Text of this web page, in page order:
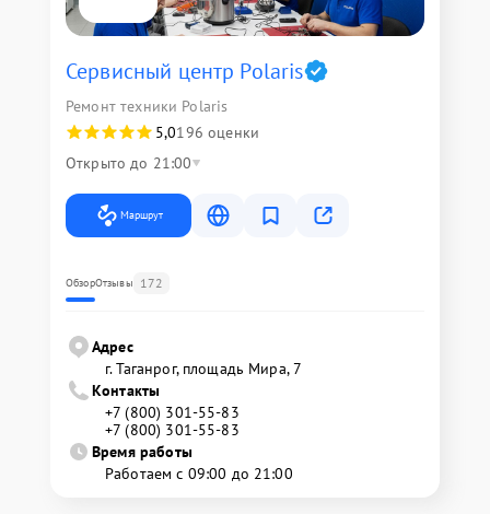
Сервисный центр Polaris
Ремонт техники Polaris
5,0196 оценки
Открыто до 21:00
Маршрут
ОбзорОтзывы 172
Адрес
г. Таганрог, площадь Мира, 7
Контакты
+7 (800) 301-55-83
+7 (800) 301-55-83
Время работы
Работаем с 09:00 до 21:00